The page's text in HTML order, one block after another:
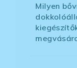
Milyen